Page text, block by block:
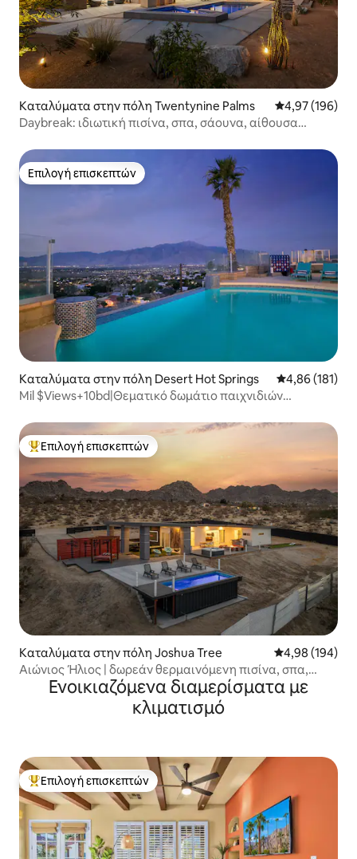
Καταλύματα στην πόλη Twentynine Palms Μέση
4,97 (196)
Daybreak: ιδιωτική πισίνα, σπα, σάουνα, αίθουσα
Επιλογή επισκεπτών
Επιλογή επισκεπτών
Καταλύματα στην πόλη Desert Hot Springs Μέση
4,86 (181)
Mil $Views+10bd|Θεματικό δωμάτιο παιχνιδιών
Κορυφαία επιλογή επισκεπτών
Επιλογή επισκεπτών
Καταλύματα στην πόλη Joshua Tree Μέση
4,98 (194)
Αιώνιος Ήλιος | δωρεάν θερμαινόμενη πισίνα, σπα,
υπαίθρια προβολή ταινιών
Ενοικιαζόμενα διαμερίσματα με
κλιματισμό
Κορυφαία επιλογή επισκεπτών
Επιλογή επισκεπτών